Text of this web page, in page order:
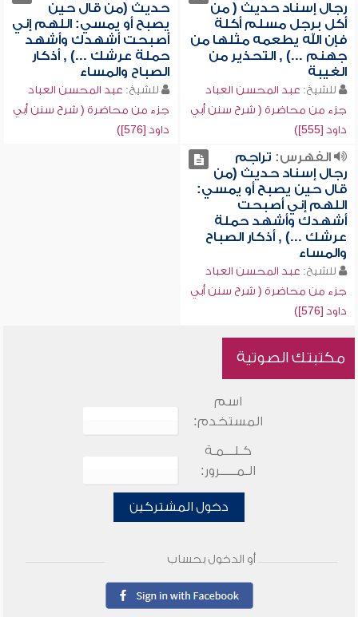
رجال إسناد حديث ( من
أكل برجل مسلم أكلة
فإن الله يطعمه مثلها من
جهنم ...) , التحذير من
الغيبة
للشيخ: عبد المحسن العباد
جزء من محاضرة ( شرح سنن أبي
داود [555])
حديث (من قال حين
يصبح أو يمسي: اللهم إني
أصبحت أشهدك وأشهد
حملة عرشك ...) , أذكار
الصباح والمساء
للشيخ: عبد المحسن العباد
جزء من محاضرة ( شرح سنن أبي
داود [576])
الفهرس: تراجم
رجال إسناد حديث (من
قال حين يصبح أو يمسي:
اللهم إني أصبحت
أشهدك وأشهد حملة
عرشك ...) , أذكار الصباح
والمساء
للشيخ: عبد المحسن العباد
جزء من محاضرة ( شرح سنن أبي
داود [576])
مكتبتك الصوتية
اسم
المستخدم:
كـلـــمـة
الـمـــــرور:
دخول المشتركين
أو الدخول بحساب